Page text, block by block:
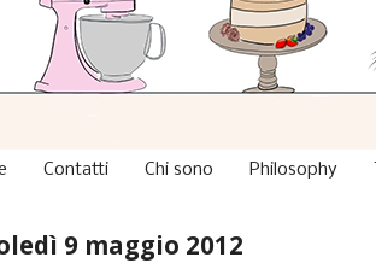
Contatti Chi sono Philosophy
9 maggio 2012